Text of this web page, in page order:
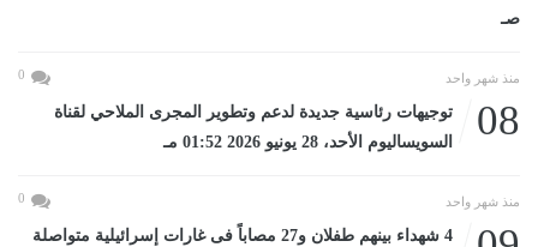
صـ
منذ شهر واحد 0
08
توجيهات رئاسية جديدة لدعم وتطوير المجرى الملاحي لقناة
السويساليوم الأحد، 28 يونيو 2026 01:52 مـ
منذ شهر واحد 0
4 شهداء بينهم طفلان و27 مصاباً فى غارات إسرائيلية متواصلة